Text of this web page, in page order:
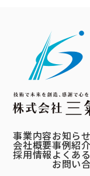
事業内容
会社概要
採用情報
お知らせ
事例紹介
よくあ
お問い